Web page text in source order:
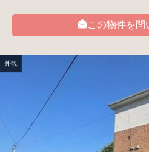
この物件を問
外観